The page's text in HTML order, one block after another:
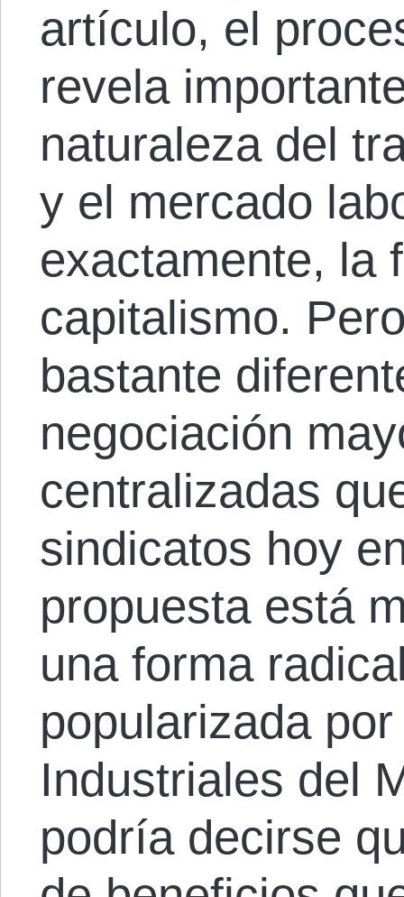
artículo, el
revela
naturaleza del
y el mercado
exactamente, la
capitalismo.
bastante
negociación
centralizadas
sindicatos hoy
propuesta está
una forma
popularizada
Industriales del
podría decirse